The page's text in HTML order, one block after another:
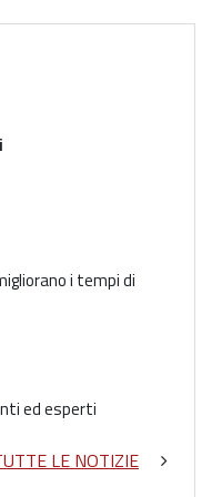
i tempi di
ed esperti
LE NOTIZIE